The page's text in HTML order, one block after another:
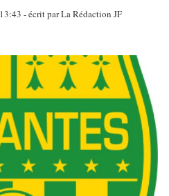
- écrit par La Rédaction JF